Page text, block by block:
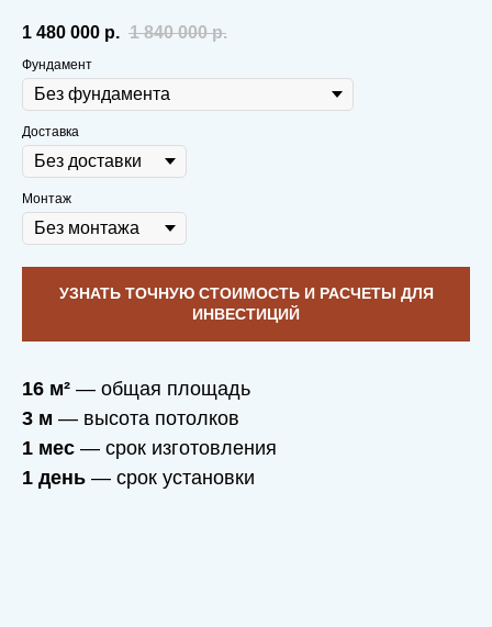
1 480 000 р. 1 840 000 р.
Фундамент
Доставка
Монтаж
УЗНАТЬ ТОЧНУЮ СТОИМОСТЬ И РАСЧЕТЫ ДЛЯ
ИНВЕСТИЦИЙ
16 м² — общая площадь
3 м — высота потолков
1 мес — срок изготовления
1 день — срок установки